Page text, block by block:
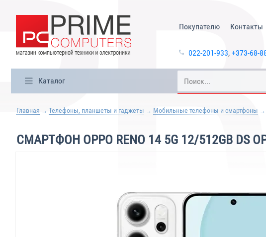
Покупателю Контакты
022-201-933, +373-68-
Каталог
Главная Телефоны, планшеты и гаджеты Мобильные телефоны и смартфоны
СМАРТФОН OPPO RENO 14 5G 12/512GB DS